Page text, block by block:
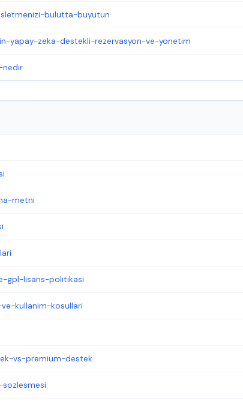
bulutta-buyutun
yapay-zeka-destekli-rezervasyon-ve-yonetim
nedir
metni
gpl-lisans-politikasi
kullanim-kosullari
vs-premium-destek